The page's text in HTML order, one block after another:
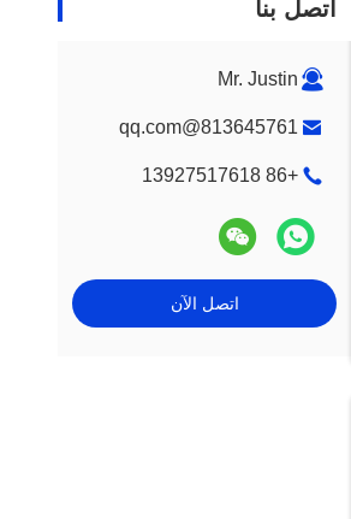
اتصل بنا
Mr. Justin
813645761@qq.com
+86 13927517618
اتصل الآن